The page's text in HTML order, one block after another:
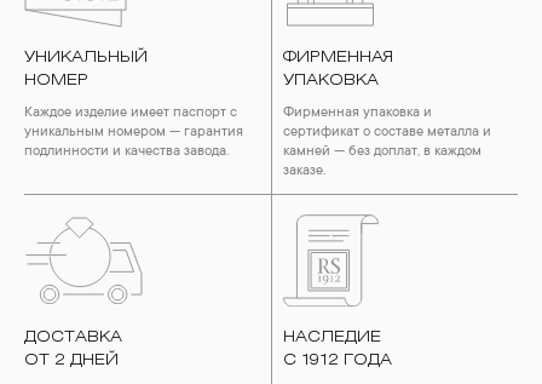
УНИКАЛЬНЫЙ
НОМЕР
Каждое изделие имеет паспорт с
уникальным номером — гарантия
подлинности и качества завода.
ФИРМЕННАЯ
УПАКОВКА
Фирменная упаковка и
сертификат о составе металла и
камней — без доплат, в каждом
заказе.
ДОСТАВКА
ОТ 2 ДНЕЙ
НАСЛЕДИЕ
С 1912 ГОДА